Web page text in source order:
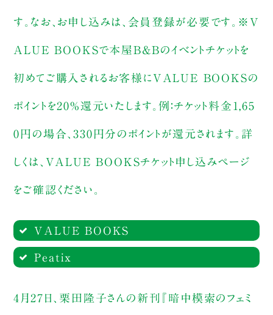
す。なお、お申し込みは、会員登録が必要です。※V
ALUE BOOKSで本屋B&Bのイベントチケットを
初めてご購入されるお客様にVALUE BOOKSの
ポイントを20%還元いたします。例：チケット料金1,65
0円の場合、330円分のポイントが還元されます。詳
しくは、VALUE BOOKSチケット申し込みページ
をご確認ください。
VALUE BOOKS
購入ページへ
【来店参加（1ドリンク付き）】
Peatix
購入ページへ
4月27日、栗田隆子さんの新刊『暗中模索のフェミ